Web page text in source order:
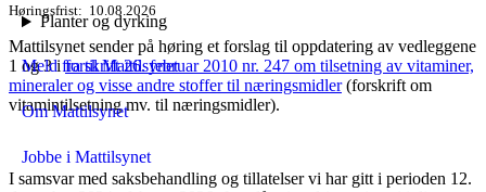
Planter og dyrking
Meld fra til Mattilsynet
Om Mattilsynet
Jobbe i Mattilsynet
Høringsfrist 10.08.2026
Mattilsynet sender på høring et forslag til oppdatering av vedleggene
1 og 3 iforskrift 26. februar 2010 nr. 247 om tilsetning av vitaminer,
mineraler og visse andre stoffer til næringsmidler(forskrift om
vitamintilsetning mv. til næringsmidler).
I samsvar med saksbehandling og tillatelser vi har gitt i perioden 12.